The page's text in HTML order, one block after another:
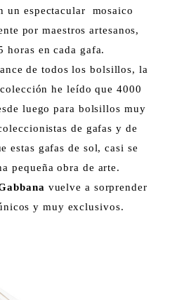
un espectacular mosaico
por maestros artesanos,
horas en cada gafa.
de todos los bolsillos, la
he leído que 4000
luego para bolsillos muy
de gafas y de
estas gafas de sol, casi se
pequeña obra de arte.
vuelve a sorprender
y muy exclusivos.